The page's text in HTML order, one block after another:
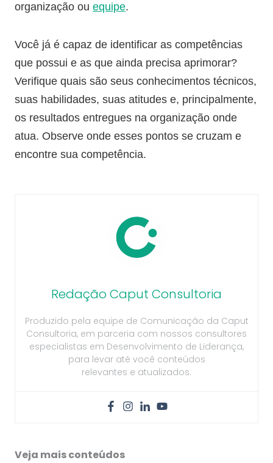
organização ou equipe.
Você já é capaz de identificar as competências
que possui e as que ainda precisa aprimorar?
Verifique quais são seus conhecimentos técnicos,
suas habilidades, suas atitudes e, principalmente,
os resultados entregues na organização onde
atua. Observe onde esses pontos se cruzam e
encontre sua competência.
Redação Caput Consultoria
Produzido pela equipe de Comunicação da Caput
Consultoria, em parceria com nossos consultores
especialistas em Desenvolvimento de Liderança,
para levar até você conteúdos
relevantes e atualizados.
Veja mais conteúdos